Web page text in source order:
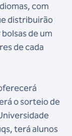
com
distribuirão
de um
de cada
o sorteio de
terá alunos